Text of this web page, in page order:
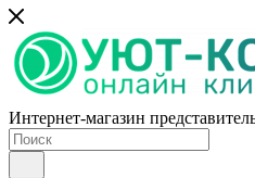
Интернет-магазин